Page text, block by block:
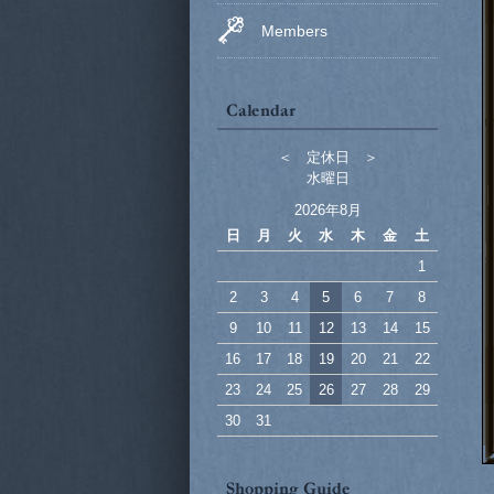
Members
＜ 定休日 ＞
水曜日
2026年8月
日
月 火 水 木 金
土
1
2
3 4 5 6 7
8
9
10 11 12 13 14
15
16
17 18 19 20 21
22
23
24 25 26 27 28
29
30
31